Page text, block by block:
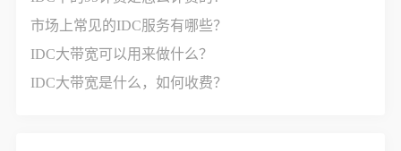
市场上常见的IDC服务有哪些？
IDC大带宽可以用来做什么？
IDC大带宽是什么，如何收费？